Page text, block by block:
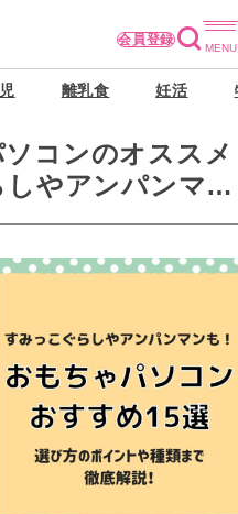
会員登録
離乳食 妊活
コンのオススメ
やアンパンマン
年最新版】